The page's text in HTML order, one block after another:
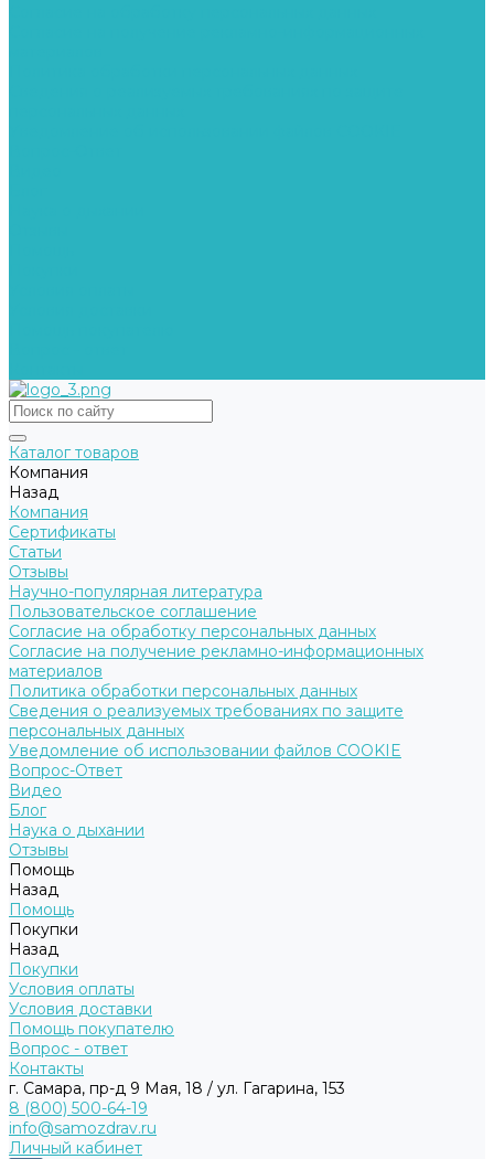
Каталог товаров
Компания
Назад
Компания
Сертификаты
Статьи
Отзывы
Научно-популярная литература
Пользовательское соглашение
Согласие на обработку персональных данных
Согласие на получение рекламно-информационных
материалов
Политика обработки персональных данных
Сведения о реализуемых требованиях по защите
персональных данных
Уведомление об использовании файлов COOKIE
Вопрос-Ответ
Видео
Блог
Наука о дыхании
Отзывы
Помощь
Назад
Помощь
Покупки
Назад
Покупки
Условия оплаты
Условия доставки
Помощь покупателю
Вопрос - ответ
Контакты
г. Самара, пр-д 9 Мая, 18 / ул. Гагарина, 153
8 (800) 500-64-19
info@samozdrav.ru
Личный кабинет